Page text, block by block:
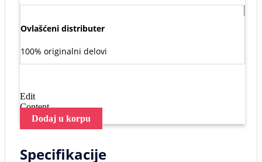
Ovlašćeni distributer
100% originalni delovi
Edit
Content
Dodaj u korpu
Specifikacije